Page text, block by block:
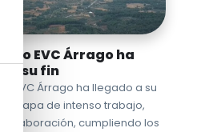
EVC Árrago ha
a su fin
EVC Árrago ha llegado a su
etapa de intenso trabajo,
colaboración, cumpliendo los